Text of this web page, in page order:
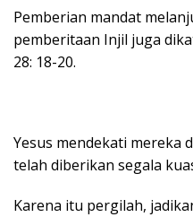
Pemberian mandat
pemberitaan Injil juga
28: 18-20.
Yesus mendekati mereka
telah diberikan segala
Karena itu pergilah,